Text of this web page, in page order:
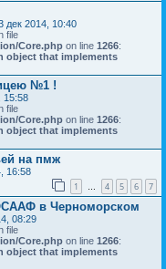
дек 2014, 10:40
file
Core.php on line 1266:
object that implements
№1 !
15:58
file
Core.php on line 1266:
object that implements
на пмж
16:58
1 4 5 6 7
в Черноморском
08:29
file
Core.php on line 1266:
object that implements